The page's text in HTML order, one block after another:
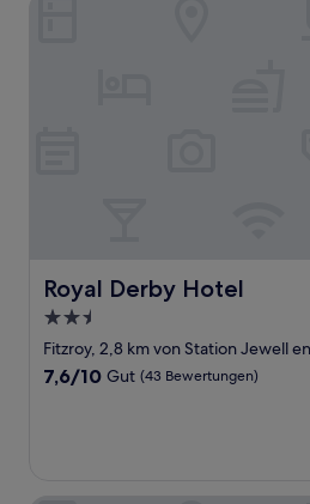
Royal Derby Hotel
Royal Derby Hotel
2.5-
Sterne-
Unterkunft
Fitzroy, 2,8 km von Station Jewell
7.6
7,6/10 Gut (43 Bewertungen)